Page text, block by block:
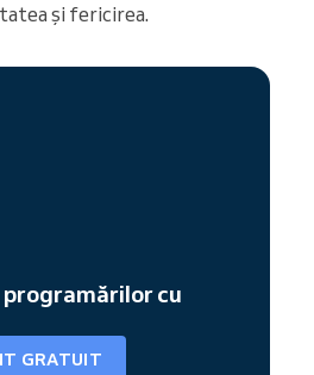
și fericirea.
cu
GRATUIT